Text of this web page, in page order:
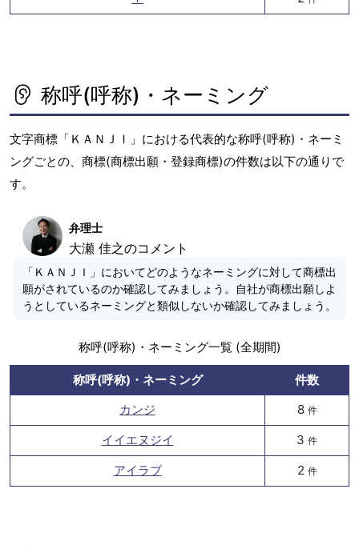
称呼(呼称)・ネーミング
文字商標「ＫＡＮＪＩ」における代表的な称呼(呼称)・ネーミ
ングごとの、商標(商標出願・登録商標)の件数は以下の通りで
す。
弁理士
大瀬 佳之のコメント
「ＫＡＮＪＩ」においてどのようなネーミングに対して商標出
願がされているのか確認してみましょう。自社が商標出願しよ
うとしているネーミングと類似しないか確認してみましょう。
称呼(呼称)・ネーミング一覧 (全期間)
称呼(呼称)・ネーミング
件数
カンジ
8 件
イイエヌジイ 3 件
アイラブ 2 件